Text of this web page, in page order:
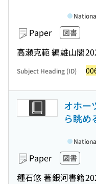
Paper 図書
高瀬克範 編雄山閣
Subject Heading (ID)
オホー
ら眺め
Paper 図書
種石悠 著銀河書籍